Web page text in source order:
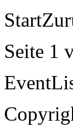
Start
Seite 1